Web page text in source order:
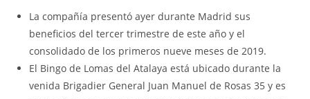
La compañía presentó ayer durante Madrid sus
beneficios del tercer trimestre de este año y el
consolidado de los primeros nueve meses de 2019.
El Bingo de Lomas del Atalaya está ubicado durante la
venida Brigadier General Juan Manuel de Rosas 35 y es